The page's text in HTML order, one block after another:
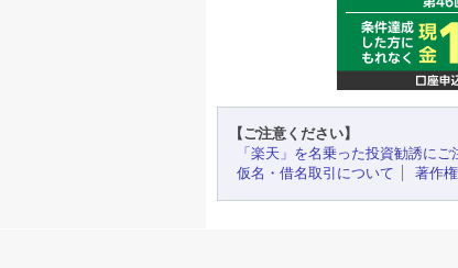
【ご注意ください】
「楽天」を名乗った投資勧誘にご
仮名・借名取引について
著作